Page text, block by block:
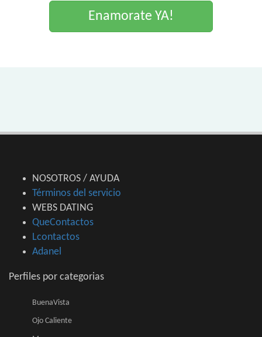
Enamorate YA!
NOSOTROS / AYUDA
Términos del servicio
WEBS DATING
QueContactos
Lcontactos
Adanel
Perfiles por categorias
BuenaVista
Ojo Caliente